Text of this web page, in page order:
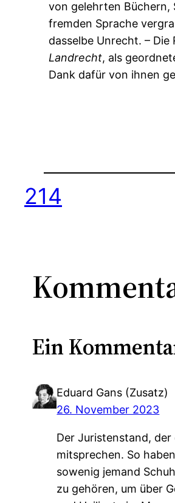
von gelehrten Büchern,
fremden Sprache
dasselbe Unrecht. –
Landrecht, als
Dank dafür von ihnen
214
Ein
Eduard Gans (Zusatz)
26. November 2023
Der Juristenstand,
mitsprechen. So
sowenig jemand
zu gehören, um über